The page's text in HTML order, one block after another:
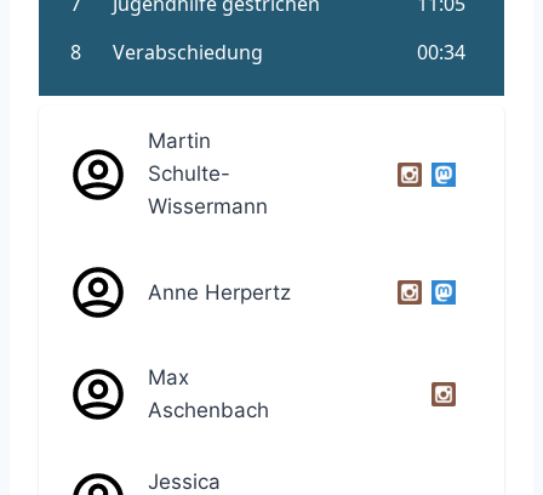
Martin
Schulte-
Wissermann
Anne Herpertz
Max
Aschenbach
Jessica